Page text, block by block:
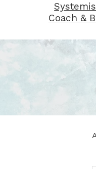
Coach &